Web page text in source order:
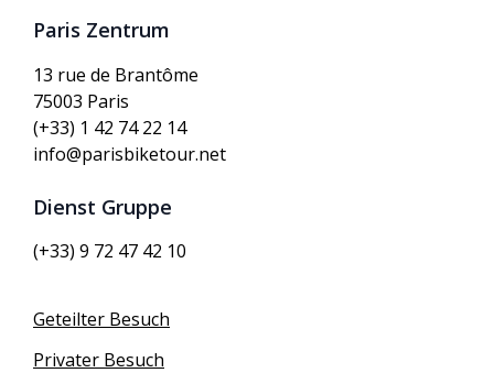
Paris Zentrum
13 rue de Brantôme
75003 Paris
(+33) 1 42 74 22 14
info@parisbiketour.net
Dienst Gruppe
(+33) 9 72 47 42 10
Geteilter Besuch
Privater Besuch